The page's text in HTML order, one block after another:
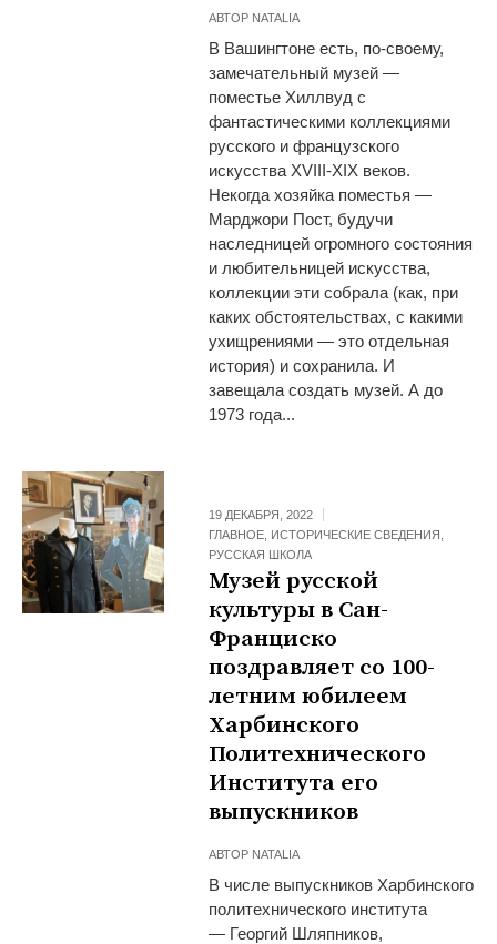
АВТОР NATALIA
В Вашингтоне есть, по-своему,
замечательный музей —
поместье Хиллвуд с
фантастическими коллекциями
русского и французского
искусства XVIII-XIX веков.
Некогда хозяйка поместья —
Марджори Пост, будучи
наследницей огромного состояния
и любительницей искусства,
коллекции эти собрала (как, при
каких обстоятельствах, с какими
ухищрениями — это отдельная
история) и сохранила. И
завещала создать музей. А до
1973 года...
19 ДЕКАБРЯ, 2022
ГЛАВНОЕ ИСТОРИЧЕСКИЕ СВЕДЕНИЯ
РУССКАЯ ШКОЛА
Музей русской
культуры в Сан-
Франциско
поздравляет со 100-
летним юбилеем
Харбинского
Политехнического
Института его
выпускников
АВТОР NATALIA
В числе выпускников Харбинского
политехнического института
— Георгий Шляпников,